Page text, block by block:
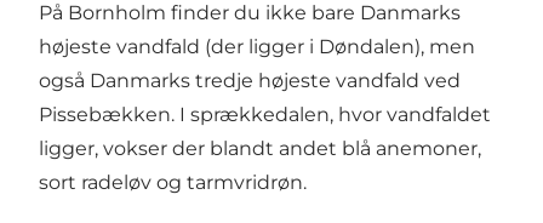
På Bornholm finder du ikke bare Danmarks
højeste vandfald (der ligger i Døndalen), men
også Danmarks tredje højeste vandfald ved
Pissebækken. I sprækkedalen, hvor vandfaldet
ligger, vokser der blandt andet blå anemoner,
sort radeløv og tarmvridrøn.